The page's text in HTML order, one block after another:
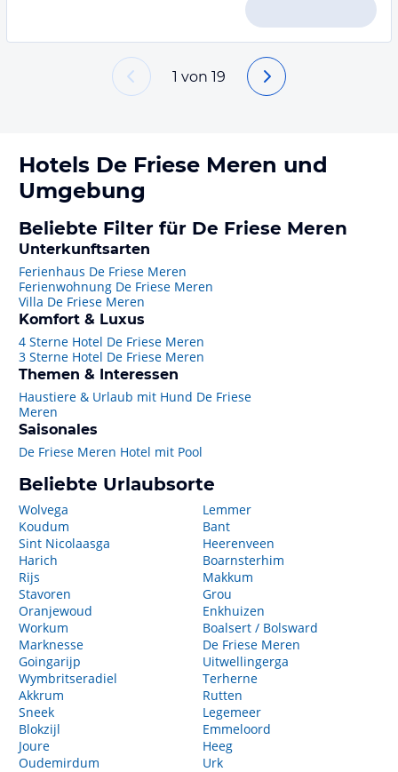
1 von 19
Hotels De Friese Meren und
Umgebung
Beliebte Filter für De Friese Meren
Unterkunftsarten
Ferienhaus De Friese Meren
Ferienwohnung De Friese Meren
Villa De Friese Meren
Komfort & Luxus
4 Sterne Hotel De Friese Meren
3 Sterne Hotel De Friese Meren
Themen & Interessen
Haustiere & Urlaub mit Hund De Friese
Meren
Saisonales
De Friese Meren Hotel mit Pool
Beliebte Urlaubsorte
Wolvega
Koudum
Sint Nicolaasga
Harich
Rijs
Stavoren
Oranjewoud
Workum
Marknesse
Goingarijp
Wymbritseradiel
Akkrum
Sneek
Blokzijl
Joure
Oudemirdum
Lemmer
Bant
Heerenveen
Boarnsterhim
Makkum
Grou
Enkhuizen
Boalsert / Bolsward
De Friese Meren
Uitwellingerga
Terherne
Rutten
Legemeer
Emmeloord
Heeg
Urk